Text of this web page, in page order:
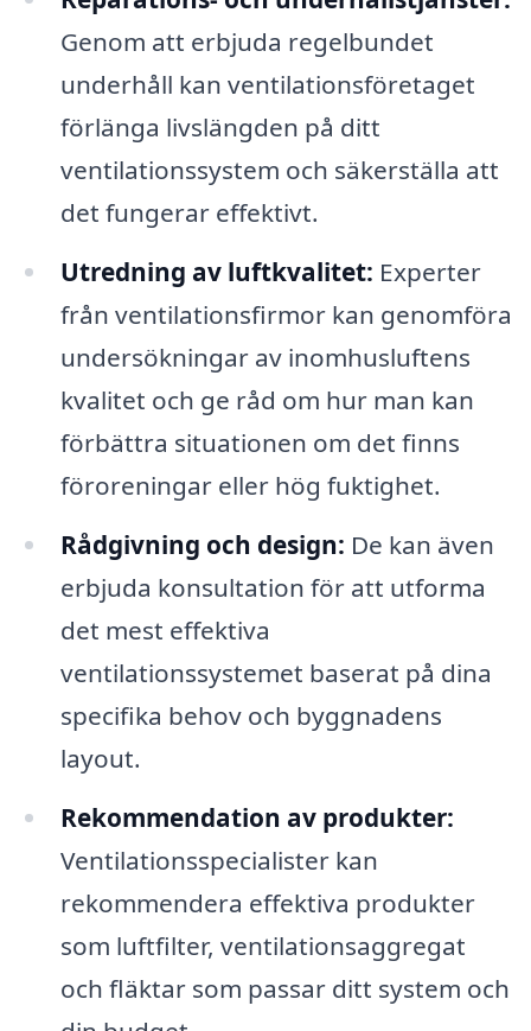
Genom att erbjuda regelbundet
underhåll kan ventilationsföretaget
förlänga livslängden på ditt
ventilationssystem och säkerställa att
det fungerar effektivt.
Utredning av luftkvalitet: Experter
från ventilationsfirmor kan genomföra
undersökningar av inomhusluftens
kvalitet och ge råd om hur man kan
förbättra situationen om det finns
föroreningar eller hög fuktighet.
Rådgivning och design: De kan även
erbjuda konsultation för att utforma
det mest effektiva
ventilationssystemet baserat på dina
specifika behov och byggnadens
layout.
Rekommendation av produkter:
Ventilationsspecialister kan
rekommendera effektiva produkter
som luftfilter, ventilationsaggregat
och fläktar som passar ditt system och